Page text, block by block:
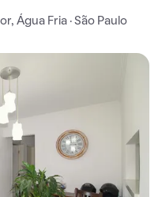
Água Fria · São Paulo